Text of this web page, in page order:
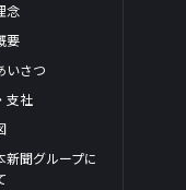
念
要
いさつ
支社
新聞グループに